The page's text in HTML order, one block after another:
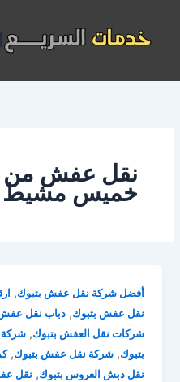
المحتوى
نقل عفش من
خميس مشيط
أفضل شركة نقل عفش بتبوك,
نقل عفش بتبوك,دباب نقل
شركات نقل العفش بتبوك,شركة
بتبوك,شركة نقل عفش بتبوك,
نقل دبش العروس بتبوك, نقل